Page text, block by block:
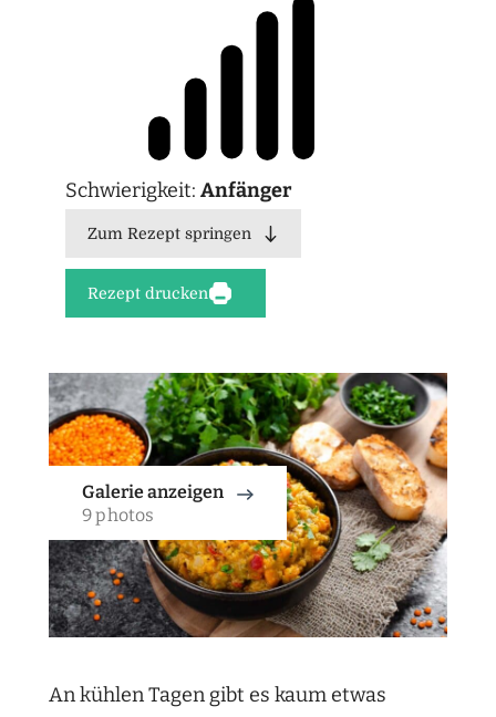
Schwierigkeit: Anfänger
Zum Rezept springen
Rezept drucken
Galerie anzeigen
9 photos
An kühlen Tagen gibt es kaum etwas